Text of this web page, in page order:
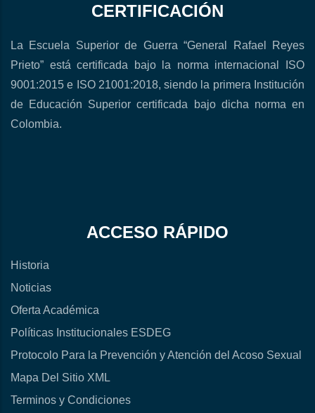
CERTIFICACIÓN
La Escuela Superior de Guerra “General Rafael Reyes
Prieto” está certificada bajo la norma internacional ISO
9001:2015 e ISO 21001:2018, siendo la primera Institución
de Educación Superior certificada bajo dicha norma en
Colombia.
ACCESO RÁPIDO
Historia
Noticias
Oferta Académica
Políticas Institucionales ESDEG
Protocolo Para la Prevención y Atención del Acoso Sexual
Mapa Del Sitio XML
Terminos y Condiciones